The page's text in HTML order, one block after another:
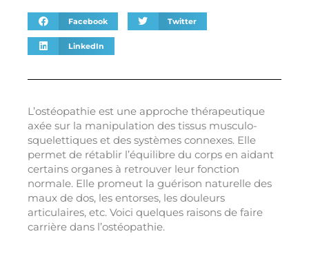
Facebook Twitter
LinkedIn
L’ostéopathie est une approche thérapeutique
axée sur la manipulation des tissus musculo-
squelettiques et des systèmes connexes. Elle
permet de rétablir l’équilibre du corps en aidant
certains organes à retrouver leur fonction
normale. Elle promeut la guérison naturelle des
maux de dos, les entorses, les douleurs
articulaires, etc. Voici quelques raisons de faire
carrière dans l’ostéopathie.